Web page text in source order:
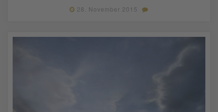
28. November 2015